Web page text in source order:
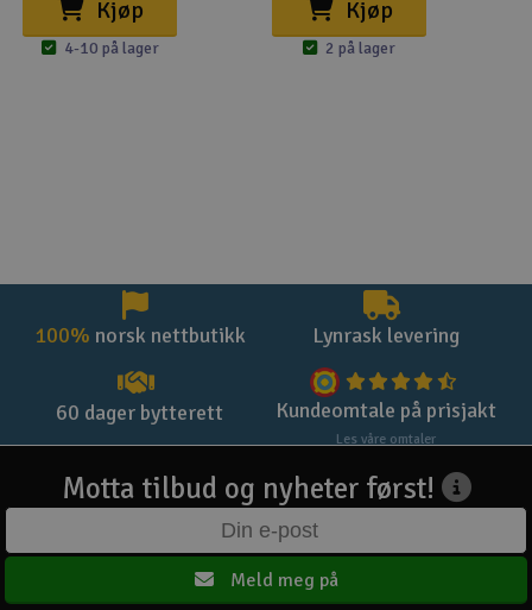
Kjøp
4-10 på lager
Kjøp
2 på lager
100% norsk nettbutikk Lynrask levering
60 dager bytterett Kundeomtale på prisjakt
Les våre omtaler
Motta tilbud og nyheter først!
Meld meg på